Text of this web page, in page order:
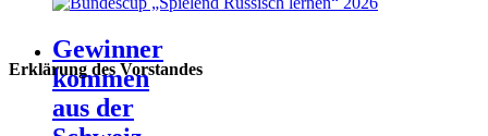
Gewinner
kommen
aus der
Erklärung des Vorstandes